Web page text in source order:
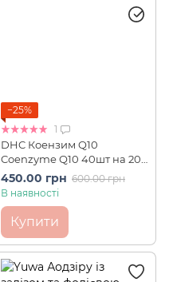
−25%
1
DHC Коензим Q10
Coenzyme Q10 40шт на 20
днів
450.00 грн 600.00 грн
В наявності
Купити